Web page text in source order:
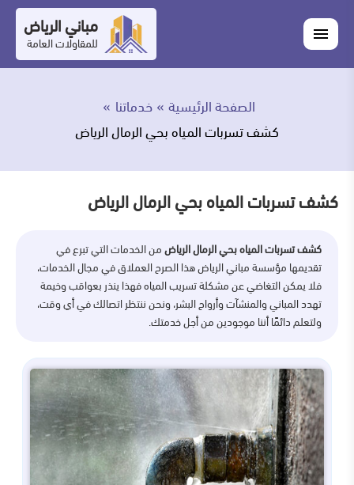
إلى
المحتوى
القائمة
مباني الرياض
للمقاولات العامة
اغلاق
القائمة
المدونة
اتصل
الصفحة الرئيسية
خدماتنا
كشف تسربات المياه بحي الرمال الرياض
كشف تسربات المياه بحي الرمال الرياض
كشف تسربات المياه بحي الرمال الرياضمن الخدمات التي تبرع في
تقديمها مؤسسة مباني الرياض هذا الصرح العملاق في مجال الخدمات،
فلا يمكن التغاضي عن مشكلة تسريب المياه فهذا ينذر بعواقب وخيمة
تهدد المباني والمنشآت وأرواح البشر، ونحن ننتظر اتصالك في أي وقت،
ولتعلم دائمًا أننا موجودين من أجل خدمتك.